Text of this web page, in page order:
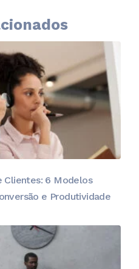
Clientes: 6 Modelos
e Produtividade